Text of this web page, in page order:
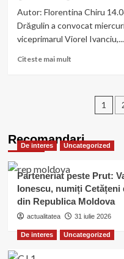
2018
Autor: Florentina Chiru
Drăgulin a convocat
viceprimarul Viorel Ivanciu,...
Citeste mai multRead
într-
un
proces
de
modernizare
1
Recomandari
De interes Uncategorized
Parteneriat peste Prut:
Ionescu, numiți
din Republica Moldova
actualitatea 31 iulie 2026
De interes Uncategorized